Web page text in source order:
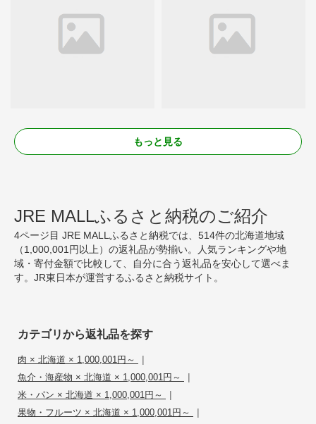
もっと見る
JRE MALLふるさと納税のご紹介
4ページ目 JRE MALLふるさと納税では、514件の北海道地域
（1,000,001円以上）の返礼品が勢揃い。人気ランキングや地
域・寄付金額で比較して、自分に合う返礼品を安心して選べま
す。JR東日本が運営するふるさと納税サイト。
カテゴリから返礼品を探す
肉 × 北海道 × 1,000,001円～ |
魚介・海産物 × 北海道 × 1,000,001円～ |
米・パン × 北海道 × 1,000,001円～ |
果物・フルーツ × 北海道 × 1,000,001円～ |